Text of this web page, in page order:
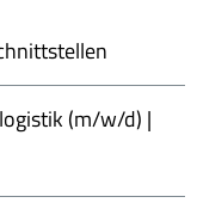
(m/w/d) |